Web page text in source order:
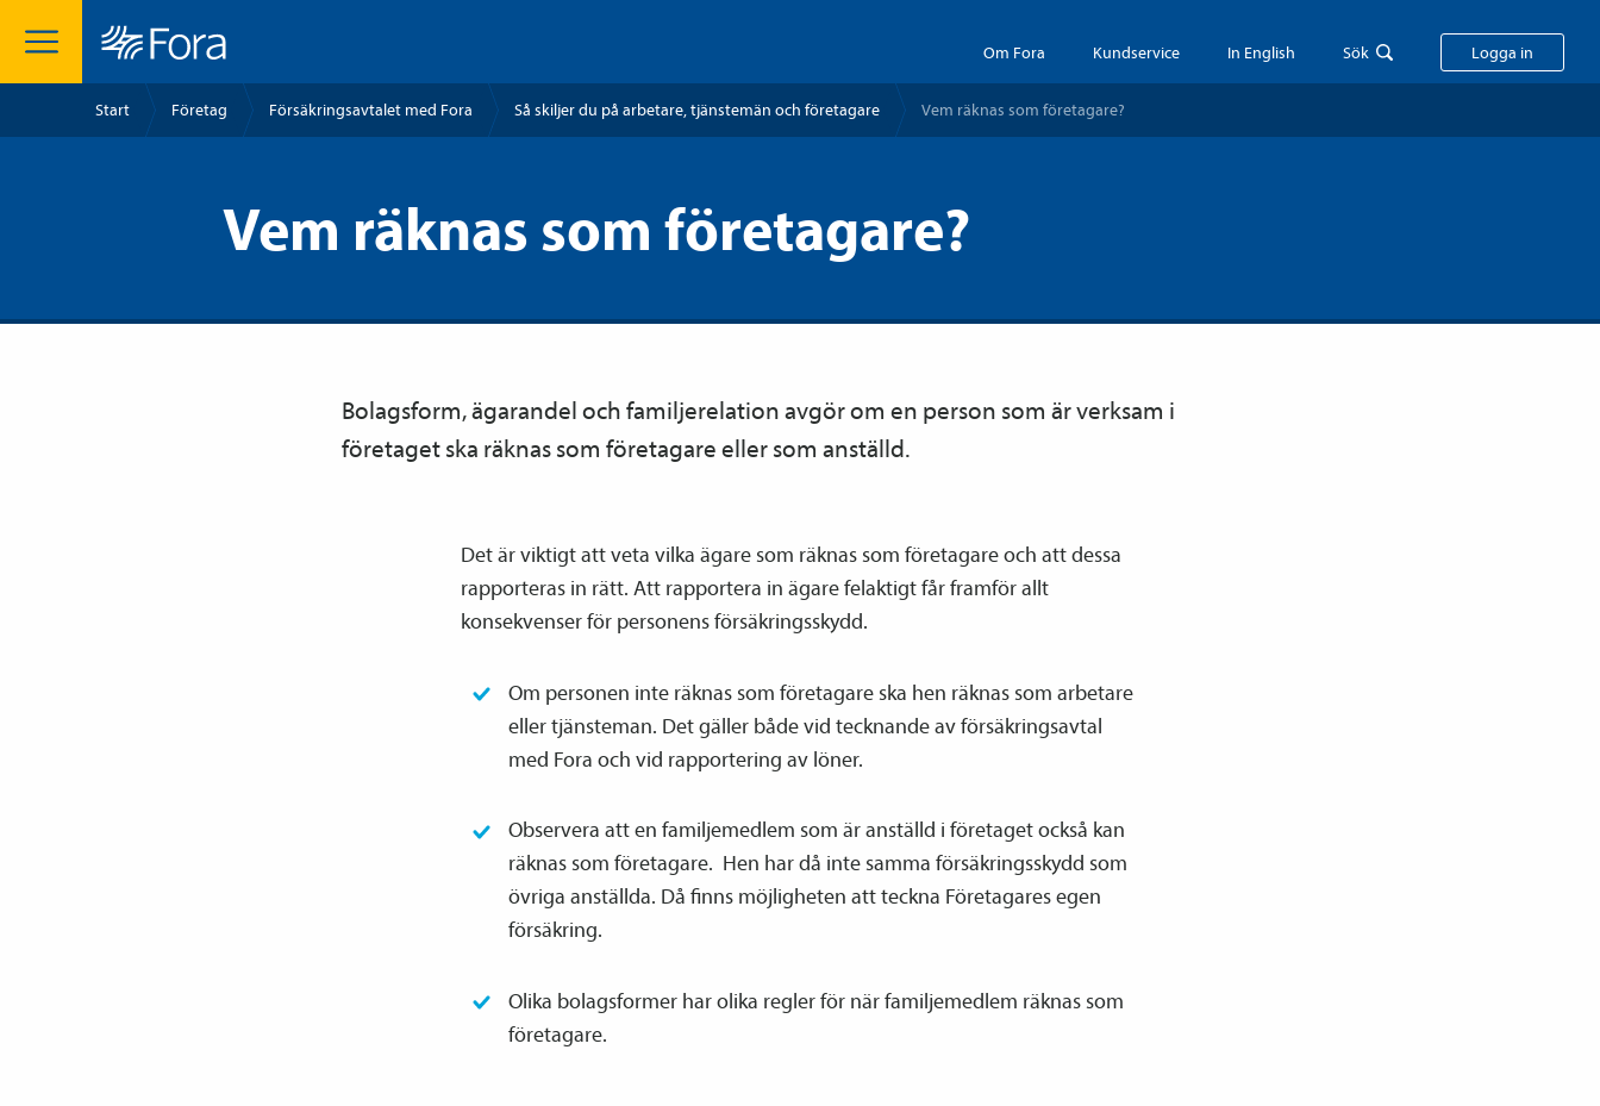
Om Fora Kundservice In English Sök Logga in
Start Företag Försäkrings­avtalet med Fora Så skiljer du på arbetare, tjänste­män och företagare Vem räknas som företagare?
Vem räknas som företagare?
Bolagsform, ägarandel och familjerelation avgör om en person som är verksam i
företaget ska räknas som företagare eller som anställd.
Det är viktigt att veta vilka ägare som räknas som företagare och att dessa
rapporteras in rätt. Att rapportera in ägare felaktigt får framför allt
konsekvenser för personens försäkringsskydd.
Om personen inte räknas som företagare ska hen räknas som arbetare
eller tjänsteman. Det gäller både vid tecknande av försäkrings­avtal
med Fora och vid rapportering av löner.
Observera att en familjemedlem som är anställd i företaget också kan
räknas som företagare. Hen har då inte samma försäkringsskydd som
övriga anställda. Då finns möjligheten att teckna Företagares egen
försäkring.
Olika bolagsformer har olika regler för när familjemedlem räknas som
företagare.